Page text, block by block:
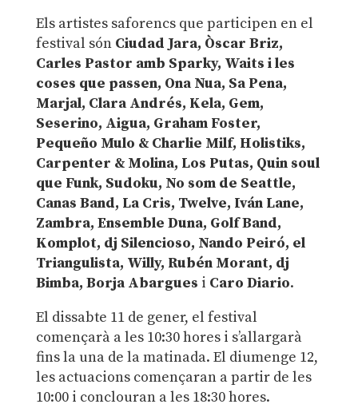
Els artistes saforencs que participen en el
festival són Ciudad Jara, Òscar Briz,
Carles Pastor amb Sparky, Waits i les
coses que passen, Ona Nua, Sa Pena,
Marjal, Clara Andrés, Kela, Gem,
Seserino, Aigua, Graham Foster,
Pequeño Mulo & Charlie Milf, Holistiks,
Carpenter & Molina, Los Putas, Quin soul
que Funk, Sudoku, No som de Seattle,
Canas Band, La Cris, Twelve, Iván Lane,
Zambra, Ensemble Duna, Golf Band,
Komplot, dj Silencioso, Nando Peiró, el
Triangulista, Willy, Rubén Morant, dj
Bimba, Borja Abargues i Caro Diario.
El dissabte 11 de gener, el festival
començarà a les 10:30 hores i s’allargarà
fins la una de la matinada. El diumenge 12,
les actuacions començaran a partir de les
10:00 i conclouran a les 18:30 hores.